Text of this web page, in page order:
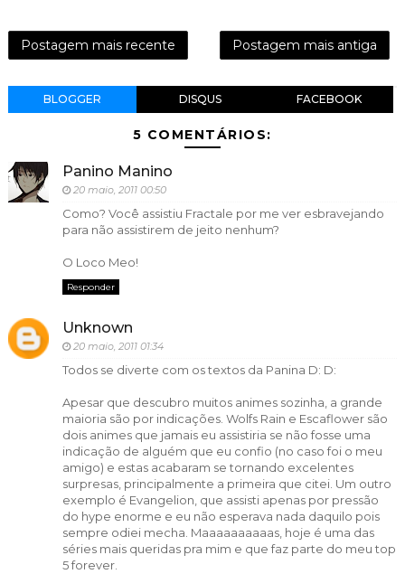
Postagem mais recente Postagem mais antiga
BLOGGER DISQUS FACEBOOK
5 COMENTÁRIOS:
Panino Manino
20 maio, 2011 00:50
Como? Você assistiu Fractale por me ver esbravejando
para não assistirem de jeito nenhum?
O Loco Meo!
Responder
Unknown
20 maio, 2011 01:34
Todos se diverte com os textos da Panina D: D:
Apesar que descubro muitos animes sozinha, a grande
maioria são por indicações. Wolfs Rain e Escaflower são
dois animes que jamais eu assistiria se não fosse uma
indicação de alguém que eu confio (no caso foi o meu
amigo) e estas acabaram se tornando excelentes
surpresas, principalmente a primeira que citei. Um outro
exemplo é Evangelion, que assisti apenas por pressão
do hype enorme e eu não esperava nada daquilo pois
sempre odiei mecha. Maaaaaaaaaas, hoje é uma das
séries mais queridas pra mim e que faz parte do meu top
5 forever.